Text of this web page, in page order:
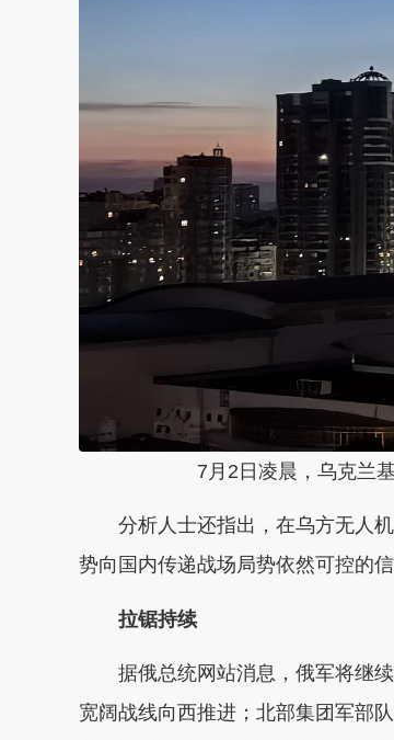
7月2日凌晨，乌克兰
分析人士还指出，在乌方无人
势向国内传递战场局势依然可控的信
拉锯持续
据俄总统网站消息，俄军将继
宽阔战线向西推进；北部集团军部